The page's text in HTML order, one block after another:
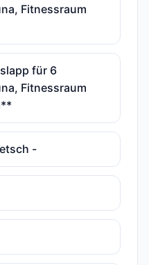
Fitnessraum
für 6
Fitnessraum
-